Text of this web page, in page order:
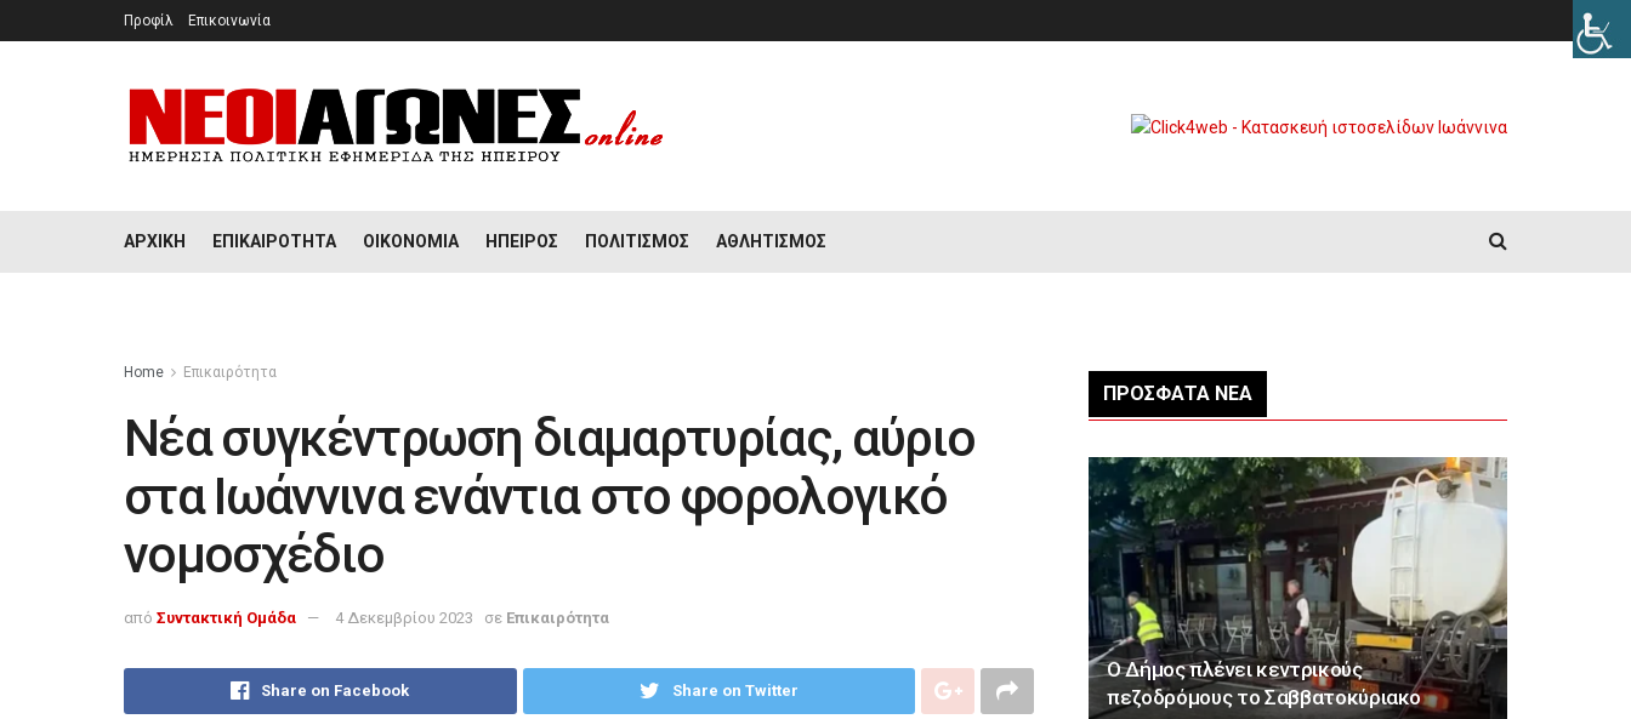
Προφίλ Επικοινωνία
ΑΡΧΙΚΉ ΕΠΙΚΑΙΡΌΤΗΤΑ ΟΙΚΟΝΟΜΊΑ ΉΠΕΙΡΟΣ ΠΟΛΙΤΙΣΜΌΣ ΑΘΛΗΤΙΣΜΌΣ
Home Επικαιρότητα
Νέα συγκέντρωση διαμαρτυρίας, αύριο
στα Ιωάννινα ενάντια στο φορολογικό
νομοσχέδιο
από Συντακτική Ομάδα 4 Δεκεμβρίου 2023 σε Επικαιρότητα
Share on Facebook Share on Twitter
ΠΡΌΣΦΑΤΑ ΝΈΑ
Ο Δήμος πλένει κεντρικούς
πεζοδρόμους το Σαββατοκύριακο